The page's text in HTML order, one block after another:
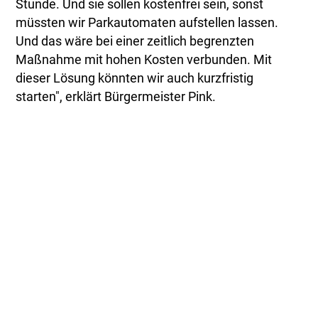
Stunde. Und sie sollen kostenfrei sein, sonst
müssten wir Parkautomaten aufstellen lassen.
Und das wäre bei einer zeitlich begrenzten
Maßnahme mit hohen Kosten verbunden. Mit
dieser Lösung könnten wir auch kurzfristig
starten", erklärt Bürgermeister Pink.